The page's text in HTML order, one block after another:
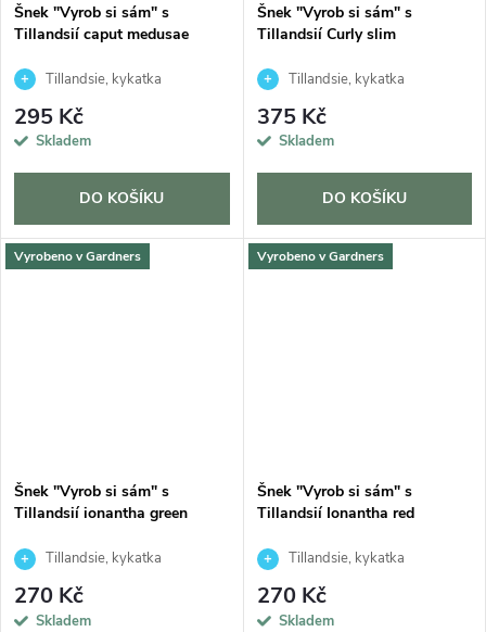
Šnek "Vyrob si sám" s
Tillandsií caput medusae
Tillandsie, kykatka
295 Kč
Skladem
DO KOŠÍKU
Šnek "Vyrob si sám" s
Tillandsií Curly slim
Tillandsie, kykatka
375 Kč
Skladem
DO KOŠÍKU
Vyrobeno v Gardners
Šnek "Vyrob si sám" s
Tillandsií ionantha green
Tillandsie, kykatka
270 Kč
Skladem
Vyrobeno v Gardners
Šnek "Vyrob si sám" s
Tillandsií Ionantha red
Tillandsie, kykatka
270 Kč
Skladem